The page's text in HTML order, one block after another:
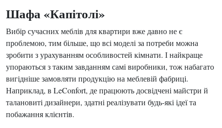
Шафа «Капітолі»
Вибір сучасних меблів для квартири вже давно не є
проблемою, тим більше, що всі моделі за потреби можна
зробити з урахуванням особливостей кімнати. І найкраще
упораються з таким завданням самі виробники, тож набагато
вигідніше замовляти продукцію на меблевій фабриці.
Наприклад, в LeConfort, де працюють досвідчені майстри й
талановиті дизайнери, здатні реалізувати будь-які ідеї та
побажання клієнтів.